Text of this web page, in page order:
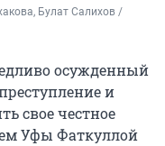
Булат Салихов /
осужденный
и
свое честное
Уфы Фаткуллой